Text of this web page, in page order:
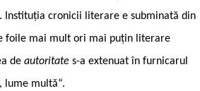
Instituția cronicii literare e subminată din
foile mai mult ori mai puțin literare
de autoritate s-a extenuat în furnicarul
lume multă“.